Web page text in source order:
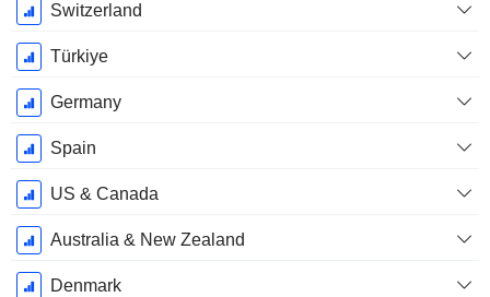
Switzerland
Türkiye
Germany
Spain
US & Canada
Australia & New Zealand
Denmark